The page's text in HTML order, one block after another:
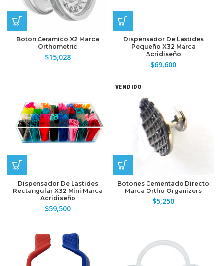
Boton Ceramico X2 Marca
Orthometric
$15,028
Dispensador De Lastides
Pequeño X32 Marca
Acridiseño
$69,600
Dispensador De Lastides
Rectangular X32 Mini Marca
Acridiseño
$59,500
VENDIDO
Botones Cementado Directo
Marca Ortho Organizers
$5,250